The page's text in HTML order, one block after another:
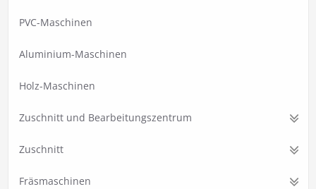
PVC-Maschinen
Aluminium-Maschinen
Holz-Maschinen
Zuschnitt und Bearbeitungszentrum
Zuschnitt
Fräsmaschinen